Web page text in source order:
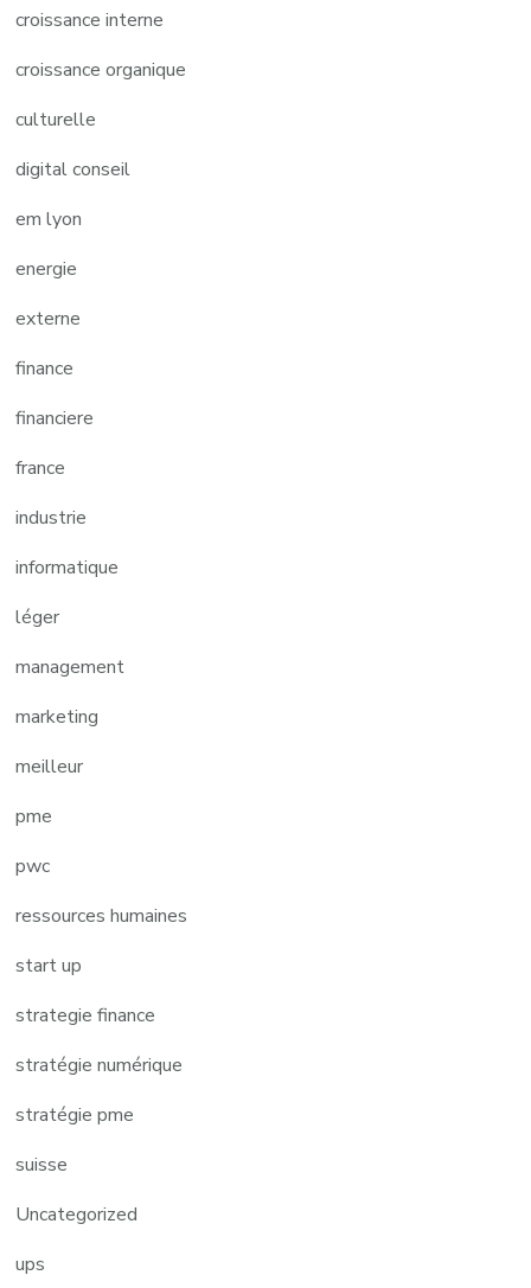
croissance interne
croissance organique
culturelle
digital conseil
em lyon
energie
externe
finance
financiere
france
industrie
informatique
léger
management
marketing
meilleur
pme
pwc
ressources humaines
start up
strategie finance
stratégie numérique
stratégie pme
suisse
Uncategorized
ups